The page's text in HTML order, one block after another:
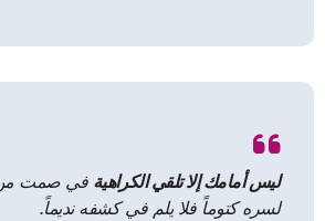
ليس أمامك إلا تلقي الكراهية في صمت
لسره كتوماً فلا يلم في كشفه نديماً.